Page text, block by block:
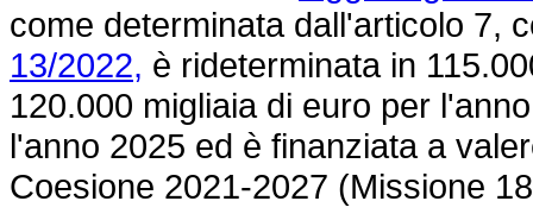
come determinata dall'articolo 7,
13/2022, è rideterminata in
120.000 migliaia di euro per
l'anno 2025 ed è finanziata a
Coesione 2021-2027 (Missione